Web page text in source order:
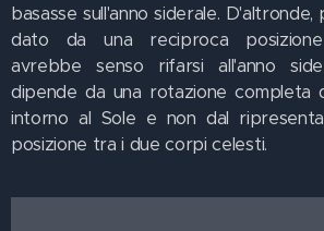
basasse sull'anno siderale. D'altronde,
dato da una reciproca
avrebbe senso rifarsi all'anno
dipende da una rotazione completa
intorno al Sole e non dal
posizione tra i due corpi celesti.